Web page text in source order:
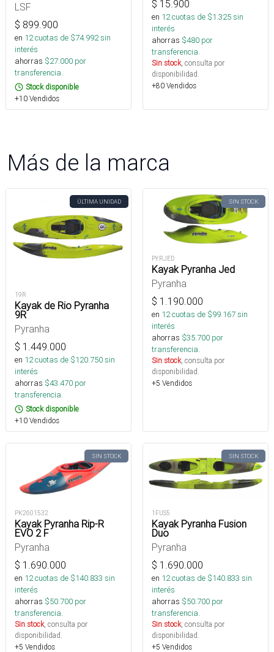
LSF
$ 899.900
en 12cuotas de $74.992sin
interés
ahorras $27.000 por
transferencia.
Stock disponible
+10 Vendidos
$ 15.900
en 12cuotas de $1.325sin
interés
ahorras $480 por
transferencia.
Sin stock, consulta por
disponibilidad.
+80 Vendidos
Más de la marca
ÚLTIMA UNIDAD
19R
Kayak de Rio Pyranha
9R
Pyranha
$ 1.449.000
en 12cuotas de $120.750sin
interés
ahorras $43.470 por
transferencia.
Stock disponible
+10 Vendidos
SIN STOCK
PYRJED
Kayak Pyranha Jed
Pyranha
$ 1.190.000
en 12cuotas de $99.167sin
interés
ahorras $35.700 por
transferencia.
Sin stock, consulta por
disponibilidad.
+5 Vendidos
SIN STOCK
PK2601532
Kayak Pyranha Rip-R
EVO 2 F
Pyranha
$ 1.690.000
en 12cuotas de $140.833 sin
interés
ahorras $50.700 por
transferencia.
Sin stock, consulta por
disponibilidad.
+5 Vendidos
SIN STOCK
1FUS5
Kayak Pyranha Fusion
Duo
Pyranha
$ 1.690.000
en 12cuotas de $140.833 sin
interés
ahorras $50.700 por
transferencia.
Sin stock, consulta por
disponibilidad.
+5 Vendidos